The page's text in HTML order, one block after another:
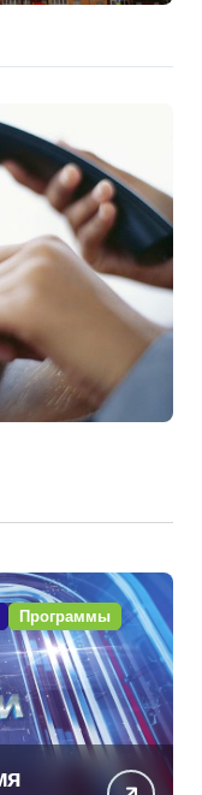
Программы